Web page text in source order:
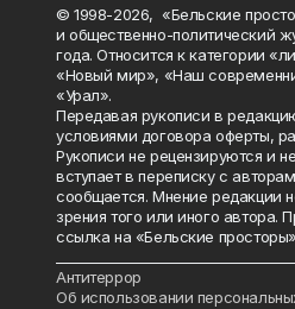
© 1998-2026, «Бельские
и общественно-политический
года. Относится к категории
«Новый мир», «Наш
«Урал».
Передавая рукописи в
условиями договора оферты,
Рукописи не рецензируются и
вступает в переписку с
сообщается. Мнение редакции
зрения того или иного автора.
ссылка на «Бельские
Антитеррор
Об использовании